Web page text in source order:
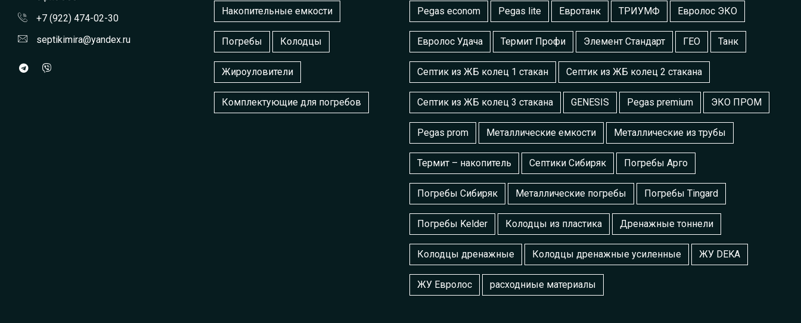
+7 (922) 474-02-30
septikimira@yandex.ru
Накопительные емкости
Погребы Колодцы
Жироуловители
Комплектующие для погребов
Pegas econom Pegas lite Евротанк ТРИУМФ Евролос ЭКО
Евролос Удача Термит Профи Элемент Стандарт ГЕО Танк
Септик из ЖБ колец 1 стакан Септик из ЖБ колец 2 стакана
Септик из ЖБ колец 3 стакана GENESIS Pegas premium ЭКО ПРОМ
Pegas prom Металлические емкости Металлические из трубы
Термит – накопитель Септики Сибиряк Погребы Арго
Погребы Сибиряк Металлические погребы Погребы Tingard
Погребы Kelder Колодцы из пластика Дренажные тоннели
Колодцы дренажные Колодцы дренажные усиленные ЖУ DEKA
ЖУ Евролос расходниые материалы